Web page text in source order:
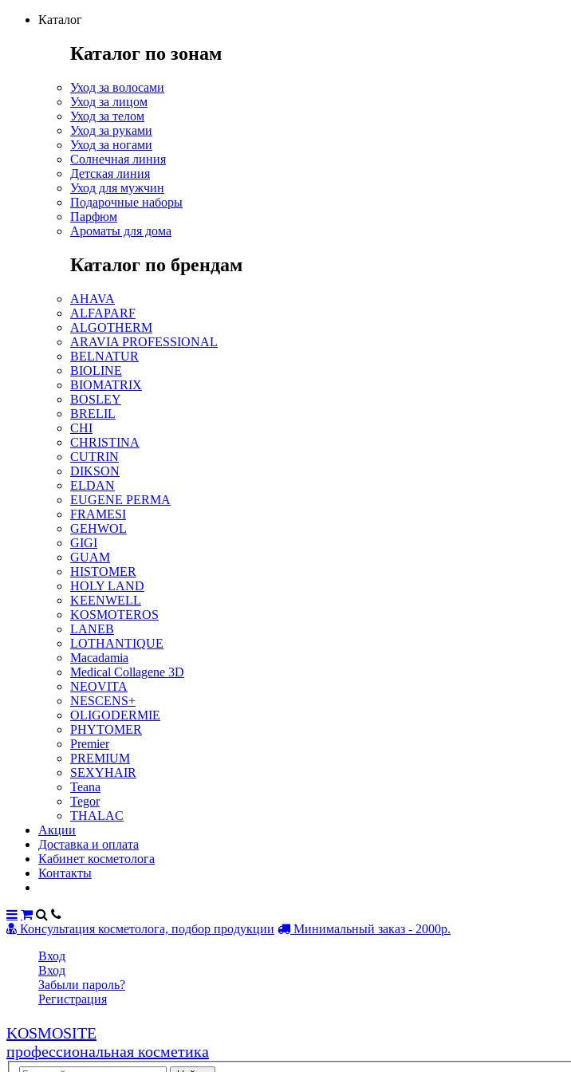
Каталог
Каталог по зонам
Уход за волосами
Уход за лицом
Уход за телом
Уход за руками
Уход за ногами
Солнечная линия
Детская линия
Уход для мужчин
Подарочные наборы
Парфюм
Ароматы для дома
Каталог по брендам
AHAVA
ALFAPARF
ALGOTHERM
ARAVIA PROFESSIONAL
BELNATUR
BIOLINE
BIOMATRIX
BOSLEY
BRELIL
CHI
CHRISTINA
CUTRIN
DIKSON
ELDAN
EUGENE PERMA
FRAMESI
GEHWOL
GIGI
GUAM
HISTOMER
HOLY LAND
KEENWELL
KOSMOTEROS
LANEB
LOTHANTIQUE
Macadamia
Medical Collagene 3D
NEOVITA
NESCENS+
OLIGODERMIE
PHYTOMER
Premier
PREMIUM
SEXYHAIR
Teana
Tegor
THALAC
Акции
Доставка и оплата
Кабинет косметолога
Контакты
Консультация косметолога, подбор продукции
Минимальный заказ - 2000р.
Вход
Вход
Забыли пароль?
Регистрация
KOSMOSITE
профессиональная косметика